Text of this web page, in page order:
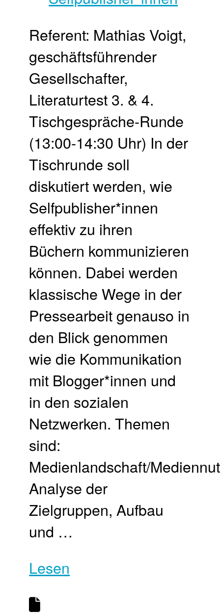
Referent: Mathias Voigt,
geschäftsführender
Gesellschafter,
Literaturtest 3. & 4.
Tischgespräche-Runde
(13:00-14:30 Uhr) In der
Tischrunde soll
diskutiert werden, wie
Selfpublisher*innen
effektiv zu ihren
Büchern kommunizieren
können. Dabei werden
klassische Wege in der
Pressearbeit genauso in
den Blick genommen
wie die Kommunikation
mit Blogger*innen und
in den sozialen
Netzwerken. Themen
sind:
Medienlandschaft/
Analyse der
Zielgruppen, Aufbau
und …
Lesen